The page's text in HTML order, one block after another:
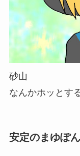
砂山
なんかホッとする
安定のまゆぽ